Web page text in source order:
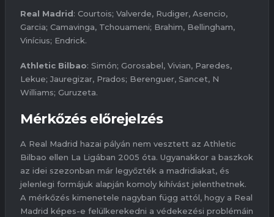
Real Madrid: Courtois; Valverde, Rudiger, Asencio,
Garcia; Camavinga, Tchouameni; Brahim, Bellingham,
Vinícius; Endrick.
Athletic Bilbao: Simón; Gorosabel, Vivian, Paredes,
Lekue; Jauregizar, Prados; Berenguer, Sancet, N
Williams; Guruzeta.
Mérkőzés előrejelzés
A Real Madrid hazai pályán nem vesztett az Athletic
Bilbao ellen La Ligában 2005 óta. Ugyanakkor a baszkok
az idei szezonban már legyőzték a madridiakat, és
jelenlegi formájuk alapján komoly kihívást jelenthetnek.
A mérkőzés kimenetele nagyban függ attól, hogy a Real
Madrid képes-e felülkerekedni a védekezési problémáin